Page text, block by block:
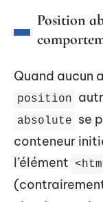
Position
Quand aucun
position
absolute
se
conteneur
l’élément